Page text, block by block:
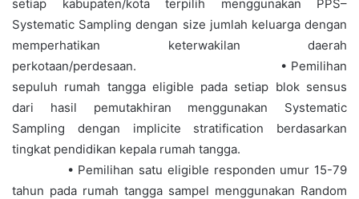
setiap kabupaten/kota terpilih menggunakan PPS–
Systematic Sampling dengan size jumlah keluarga dengan
memperhatikan keterwakilan daerah
perkotaan/perdesaan. • Pemilihan
sepuluh rumah tangga eligible pada setiap blok sensus
dari hasil pemutakhiran menggunakan Systematic
Sampling dengan implicite stratification berdasarkan
tingkat pendidikan kepala rumah tangga.
• Pemilihan satu eligible responden umur 15-79
tahun pada rumah tangga sampel menggunakan Random